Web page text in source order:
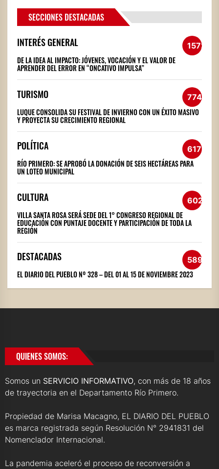
SECCIONES DESTACADAS
INTERÉS GENERAL 1572
DE LA IDEA AL IMPACTO: JÓVENES, VOCACIÓN Y EL VALOR DE
APRENDER DEL ERROR EN “ONCATIVO IMPULSA”
TURISMO 774
LUQUE CONSOLIDA SU FESTIVAL DE INVIERNO CON UN ÉXITO MASIVO
Y PROYECTA SU CRECIMIENTO REGIONAL
POLÍTICA 617
RÍO PRIMERO: SE APROBÓ LA DONACIÓN DE SEIS HECTÁREAS PARA
UN LOTEO MUNICIPAL
CULTURA 602
VILLA SANTA ROSA SERÁ SEDE DEL 1° CONGRESO REGIONAL DE
EDUCACIÓN CON PUNTAJE DOCENTE Y PARTICIPACIÓN DE TODA LA
REGIÓN
DESTACADAS 589
EL DIARIO DEL PUEBLO Nº 328 – DEL 01 AL 15 DE NOVIEMBRE 2023
QUIENES SOMOS:
Somos un SERVICIO INFORMATIVO, con más de 18 años
de trayectoria en el Departamento Río Primero.
Propiedad de Marisa Macagno, EL DIARIO DEL PUEBLO
es marca registrada según Resolución N° 2941831 del
Nomenclador Internacional.
La pandemia aceleró el proceso de reconversión a